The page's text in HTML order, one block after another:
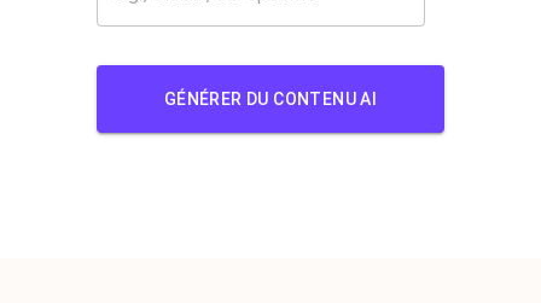
GÉNÉRER DU CONTENU AI